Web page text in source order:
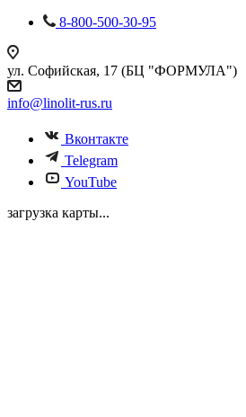
8-800-500-30-95
ул. Софийская, 17 (БЦ "ФОРМУЛА")
info@linolit-rus.ru
Вконтакте
Telegram
YouTube
загрузка карты...